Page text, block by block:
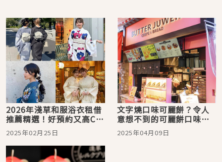
2026年淺草和服浴衣租借
推薦精選！好預約又高CP
值的和服體驗就在這找
2025年02月25日
文字燒口味可麗餅？令人
意想不到的可麗餅口味只
有在淺草「BUTTER
JUWER」才能吃到！
2025年04月09日